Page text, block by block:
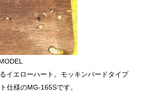
イエローハート。モッキンバードタイプ
仕様のMG-165Sです。